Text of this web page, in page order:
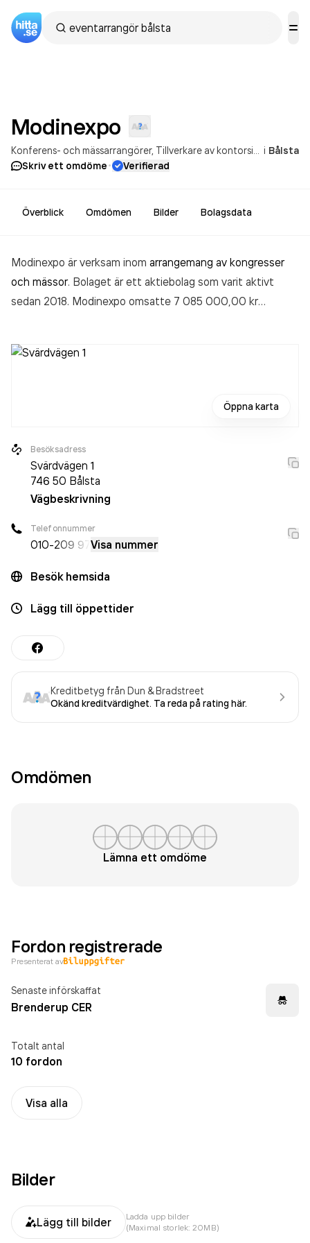
Modinexpo
Konferens- och mässarrangörer Tillverkare av kontorsinredningar i Bålsta
Skriv ett omdöme· Verifierad
Överblick Omdömen Bilder Bolagsdata
Modinexpo är verksam inom arrangemang av kongresser
och mässor. Bolaget är ett aktiebolag som varit aktivt
sedan 2018. Modinexpo omsatte 7 085 000,00 kr
Öppna karta
Besöksadress
Svärdvägen 1
746 50 Bålsta
Vägbeskrivning
Telefonnummer
010-209 97 Visa nummer
Besök hemsida
Lägg till öppettider
Kreditbetyg från Dun & Bradstreet
Okänd kreditvärdighet. Ta reda på rating här.
Omdömen
Lämna ett omdöme
Fordon registrerade
Presenterat av
Senaste införskaffat
Brenderup CER
Totalt antal
10 fordon
Visa alla
Bilder
Lägg till bilder
Ladda upp bilder
(Maximal storlek: 20MB)